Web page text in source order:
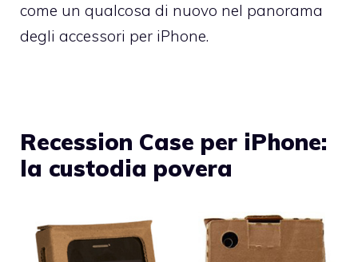
come un qualcosa di nuovo nel panorama
degli accessori per iPhone.
Recession Case per iPhone:
la custodia povera